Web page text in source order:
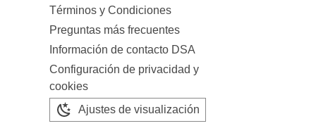
Términos y Condiciones
Preguntas más frecuentes
Información de contacto DSA
Configuración de privacidad y
cookies
Ajustes de visualización